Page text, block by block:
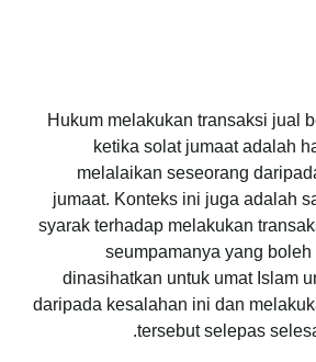
Hukum melakukan transaksi jual
ketika solat jumaat adalah
melalaikan seseorang
jumaat. Konteks ini juga adalah
syarak terhadap melakukan
seumpamanya yang
dinasihatkan untuk umat Islam
daripada kesalahan ini dan
tersebut selepas